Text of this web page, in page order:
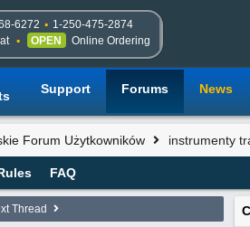
6272
1-250-475-2874
OPEN Online Ordering
Support Forums News
Forum Użytkowników instrumenty
FAQ
Thread